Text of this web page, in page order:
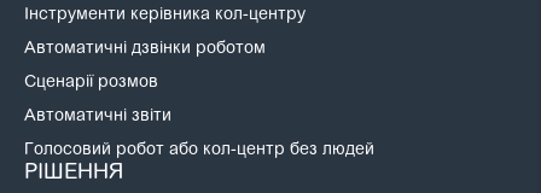
Інструменти керівника кол-центру
Автоматичні дзвінки роботом
Сценарії розмов
Автоматичні звіти
Голосовий робот або кол-центр без людей
РІШЕННЯ